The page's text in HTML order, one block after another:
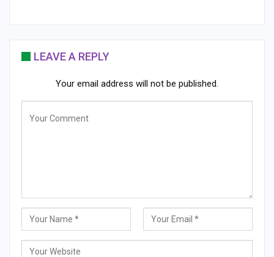
LEAVE A REPLY
Your email address will not be published.